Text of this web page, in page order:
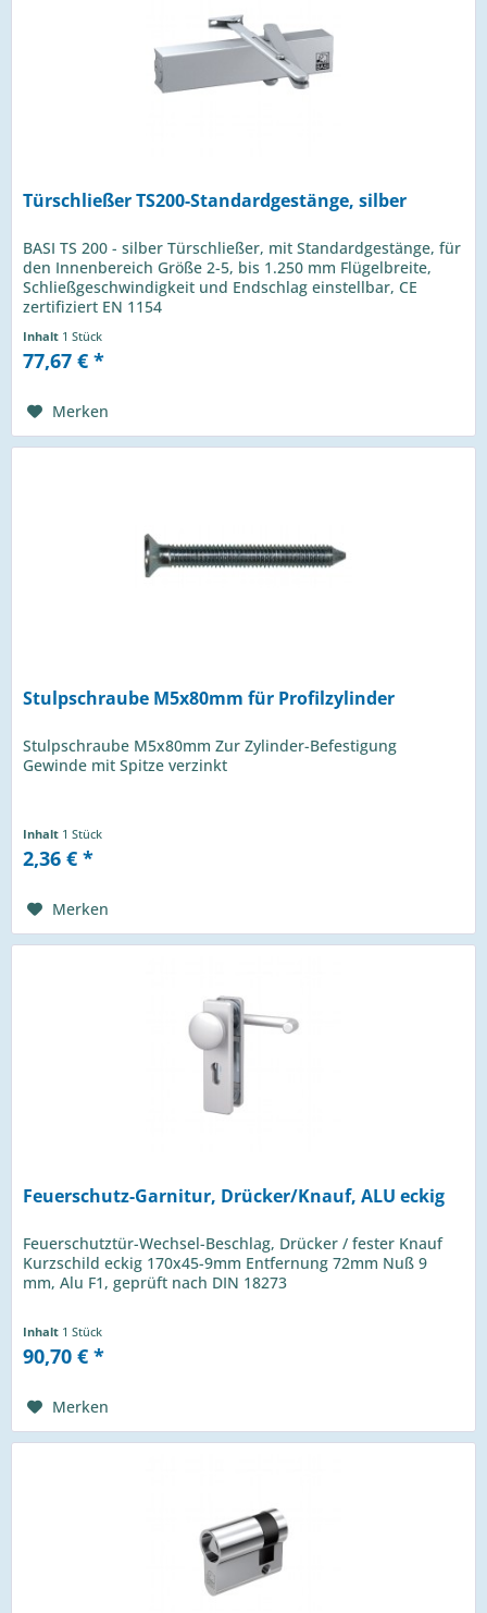
Türschließer TS200-Standardgestänge, silber
BASI TS 200 - silber Türschließer, mit Standardgestänge, für
den Innenbereich Größe 2-5, bis 1.250 mm Flügelbreite,
Schließgeschwindigkeit und Endschlag einstellbar, CE
zertifiziert EN 1154
Inhalt 1 Stück
77,67 € *
Merken
Stulpschraube M5x80mm für Profilzylinder
Stulpschraube M5x80mm Zur Zylinder-Befestigung
Gewinde mit Spitze verzinkt
Inhalt 1 Stück
2,36 € *
Merken
Feuerschutz-Garnitur, Drücker/Knauf, ALU eckig
Feuerschutztür-Wechsel-Beschlag, Drücker / fester Knauf
Kurzschild eckig 170x45-9mm Entfernung 72mm Nuß 9
mm, Alu F1, geprüft nach DIN 18273
Inhalt 1 Stück
90,70 € *
Merken